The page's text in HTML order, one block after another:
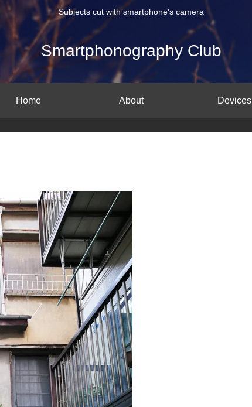
Subjects cut with smartphone's camera
Smartphonography Club
Home About Devices